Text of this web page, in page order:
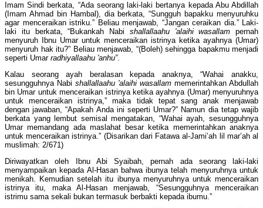
Imam Sindi berkata, “Ada seorang laki-laki bertanya kepada Abu Abdillah
(Imam Ahmad bin Hambal), dia berkata, “Sungguh bapakku menyuruhku
agar menceraikan istriku.” Beliau menjawab, “Jangan ceraikan dia.” Laki-
laki itu berkata, “Bukankah Nabi shallallaahu 'alaihi wasallam pernah
menyuruh Ibnu Umar untuk menceraikan istrinya ketika ayahnya (Umar)
menyuruh hak itu?” Beliau menjawab, “(Boleh) sehingga bapakmu menjadi
seperti Umar radhiyallaahu 'anhu”.
Kalau seorang ayah beralasan kepada anaknya, “Wahai anakku,
sesungguhnya Nabi shallallaahu 'alaihi wasallam memerintahkan Abdullah
bin Umar untuk menceraikan istrinya ketika ayahnya (Umar) menyuruhnya
untuk menceraikan istrinya,” maka tidak tepat sang anak menjawab
dengan jawaban, “Apakah Anda ini seperti Umar?” Namun dia tetap wajib
berkata yang lembut semisal mengatakan, “Wahai ayah, sesungguhnya
Umar memandang ada maslahat besar ketika memerintahkan anaknya
untuk menceraikan istrinya.” (Disarikan dari Fatawa al-Jami’ah lil mar’ah al
muslimah: 2/671)
Diriwayatkan oleh Ibnu Abi Syaibah, pernah ada seorang laki-laki
menyampaikan kepada Al-Hasan bahwa ibunya telah menyuruhnya untuk
menikah. Kemudian setelah itu ibunya menyuruhnya untuk menceraikan
istrinya itu, maka Al-Hasan menjawab, “Sesungguhnya menceraikan
istrimu sama sekali bukan termasuk berbakti kepada ibumu.”